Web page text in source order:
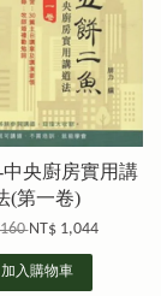
央廚房實用講
(第一卷)
NT$ 1,044
加入購物車